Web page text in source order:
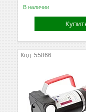
В наличии
55866